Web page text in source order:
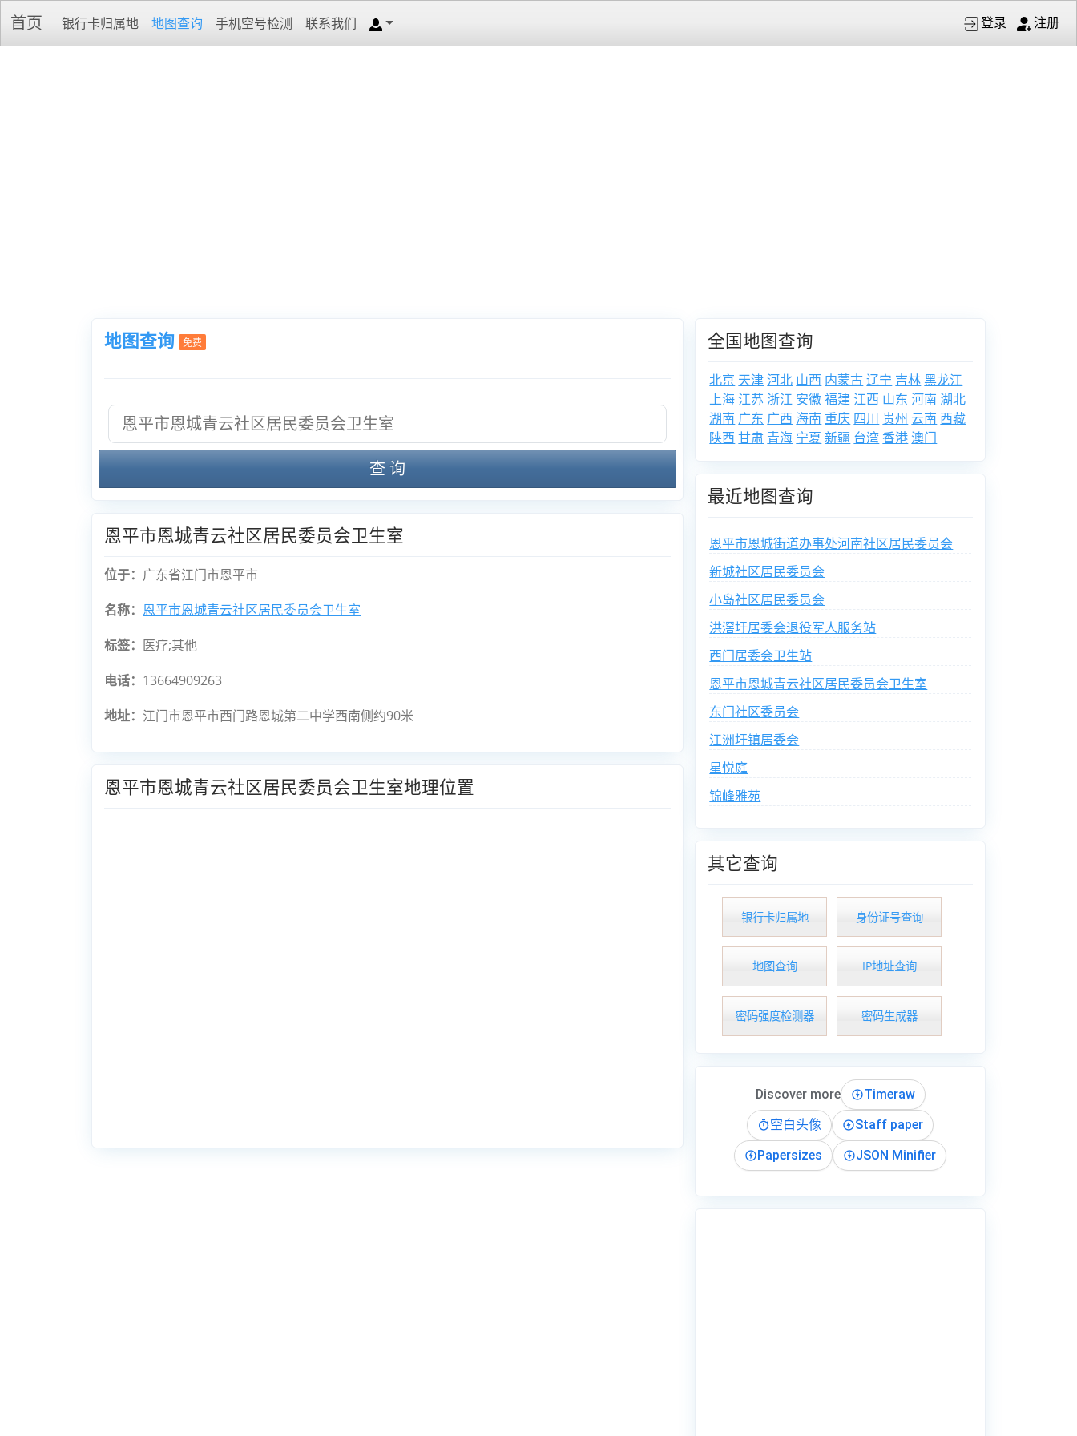
首页 银行卡归属地 地图查询 手机空号检测 联系我们 登录 注册
地图查询 免费
查 询
恩平市恩城青云社区居民委员会卫生室
位于： 广东省江门市恩平市
名称： 恩平市恩城青云社区居民委员会卫生室
标签： 医疗;其他
电话： 13664909263
地址： 江门市恩平市西门路恩城第二中学西南侧约90米
恩平市恩城青云社区居民委员会卫生室地理位置
全国地图查询
北京 天津河北 山西 内蒙古辽宁 吉林黑龙江
上海 江苏 浙江 安徽福建 江西 山东 河南 湖北
湖南 广东 广西 海南 重庆 四川 贵州 云南 西藏
陕西 甘肃 青海 宁夏 新疆 台湾 香港 澳门
最近地图查询
恩平市恩城街道办事处河南社区居民委员会
新城社区居民委员会
小岛社区居民委员会
洪滘圩居委会退役军人服务站
西门居委会卫生站
恩平市恩城青云社区居民委员会卫生室
东门社区委员会
江洲圩镇居委会
星悦庭
锦峰雅苑
其它查询
银行卡归属地 身份证号查询
地图查询 IP地址查询
密码强度检测器 密码生成器
Discover more
Timeraw
空白头像
Staff paper
Papersizes
JSON Minifier